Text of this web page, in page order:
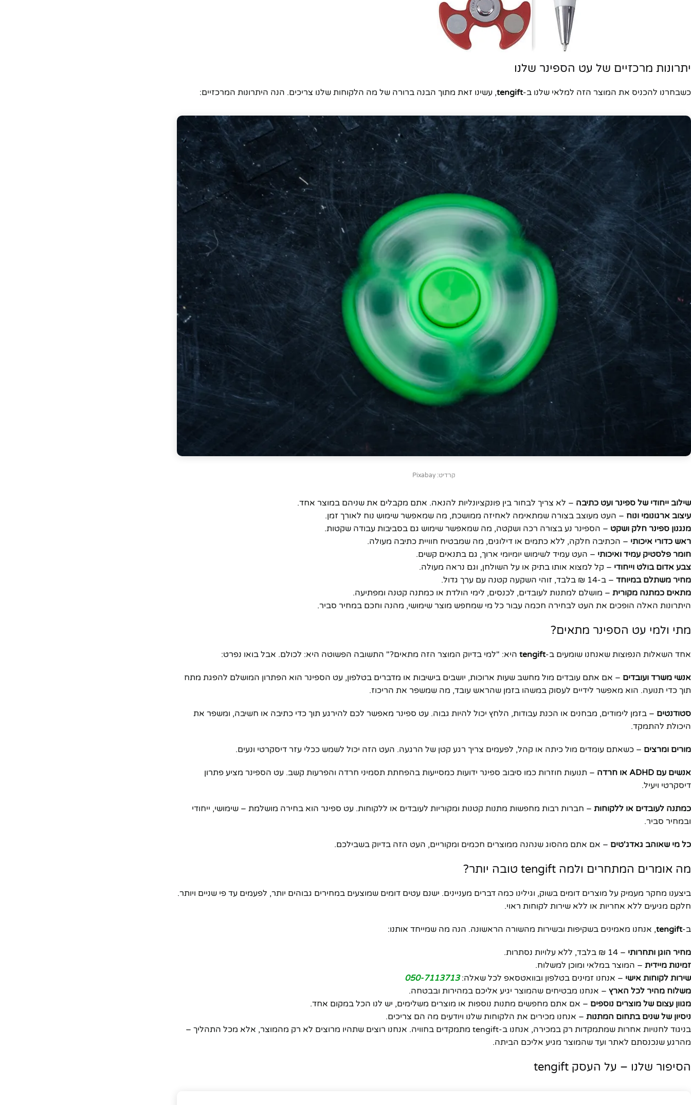
יתרונות מרכזיים של עט הספינר שלנו
כשבחרנו להכניס את המוצר הזה למלאי שלנו ב-tengift, עשינו זאת מתוך הבנה ברורה של מה הלקוחות שלנו צריכים. הנה היתרונות המרכזיים:
קרדיט: Pixabay
שילוב ייחודי של ספינר ועט כתיבה – לא צריך לבחור בין פונקציונליות להנאה. אתם מקבלים את שניהם במוצר אחד.
עיצוב ארגונומי ונוח – העט מעוצב בצורה שמתאימה לאחיזה ממושכת, מה שמאפשר שימוש נוח לאורך זמן.
מנגנון ספינר חלק ושקט – הספינר נע בצורה רכה ושקטה, מה שמאפשר שימוש גם בסביבות עבודה שקטות.
ראש כדורי איכותי – הכתיבה חלקה, ללא כתמים או דילוגים, מה שמבטיח חוויית כתיבה מעולה.
חומר פלסטיק עמיד ואיכותי – העט עמיד לשימוש יומיומי ארוך, גם בתנאים קשים.
צבע אדום בולט וייחודי – קל למצוא אותו בתיק או על השולחן, וגם נראה מעולה.
מחיר משתלם במיוחד – ב-14 ₪ בלבד, זוהי השקעה קטנה עם ערך גדול.
מתאים כמתנה מקורית – מושלם למתנות לעובדים, לכנסים, לימי הולדת או כמתנה קטנה ומפתיעה.
היתרונות האלה הופכים את העט לבחירה חכמה עבור כל מי שמחפש מוצר שימושי, מהנה וחכם במחיר סביר.
מתי ולמי עט הספינר מתאים?
אחד השאלות הנפוצות שאנחנו שומעים ב-tengift היא: "למי בדיוק המוצר הזה מתאים?" התשובה הפשוטה היא: לכולם. אבל בואו נפרט:
אנשי משרד ועובדים – אם אתם עובדים מול מחשב שעות ארוכות, יושבים בישיבות או מדברים בטלפון, עט הספינר הוא הפתרון המושלם להפגת מתח
תוך כדי תנועה. הוא מאפשר לידיים לעסוק במשהו בזמן שהראש עובד, מה שמשפר את הריכוז.
סטודנטים – בזמן לימודים, מבחנים או הכנת עבודות, הלחץ יכול להיות גבוה. עט ספינר מאפשר לכם להירגע תוך כדי כתיבה או חשיבה, ומשפר את
היכולת להתמקד.
מורים ומרצים – כשאתם עומדים מול כיתה או קהל, לפעמים צריך רגע קטן של הרגעה. העט הזה יכול לשמש ככלי עזר דיסקרטי ונעים.
אנשים עם ADHD או חרדה
– תנועות חוזרות כמו סיבוב ספינר ידועות כמסייעות בהפחתת תסמיני חרדה והפרעות קשב. עט הספינר מציע פתרון
דיסקרטי ויעיל.
כמתנה לעובדים או ללקוחות – חברות רבות מחפשות מתנות קטנות ומקוריות לעובדים או ללקוחות. עט ספינר הוא בחירה מושלמת – שימושי, ייחודי
ובמחיר סביר.
כל מי שאוהב גאדג'טים – אם אתם מהסוג שנהנה ממוצרים חכמים ומקוריים, העט הזה בדיוק בשבילכם.
מה אומרים המתחרים ולמה tengift טובה יותר?
ביצענו מחקר מעמיק על מוצרים דומים בשוק, וגילינו כמה דברים מעניינים. ישנם עטים דומים שמוצעים במחירים גבוהים יותר, לפעמים עד פי שניים ויותר.
חלקם מגיעים ללא אחריות או ללא שירות לקוחות ראוי.
ב-tengift, אנחנו מאמינים בשקיפות ובשירות מהשורה הראשונה. הנה מה שמייחד אותנו:
מחיר הוגן ותחרותי – 14 ₪ בלבד, ללא עלויות נסתרות.
זמינות מיידית – המוצר במלאי ומוכן למשלוח.
שירות לקוחות אישי – אנחנו זמינים בטלפון ובוואטסאפ לכל שאלה:050-7113713
משלוח מהיר לכל הארץ – אנחנו מבטיחים שהמוצר יגיע אליכם במהירות ובבטחה.
מגוון עצום של מוצרים נוספים – אם אתם מחפשים מתנות נוספות או מוצרים משלימים, יש לנו הכל במקום אחד.
ניסיון של שנים בתחום המתנות – אנחנו מכירים את הלקוחות שלנו ויודעים מה הם צריכים.
בניגוד לחנויות אחרות שמתמקדות רק במכירה, אנחנו ב-tengift מתמקדים בחוויה. אנחנו רוצים שתהיו מרוצים לא רק מהמוצר, אלא מכל התהליך –
מהרגע שנכנסתם לאתר ועד שהמוצר מגיע אליכם הביתה.
הסיפור שלנו – על העסק tengift